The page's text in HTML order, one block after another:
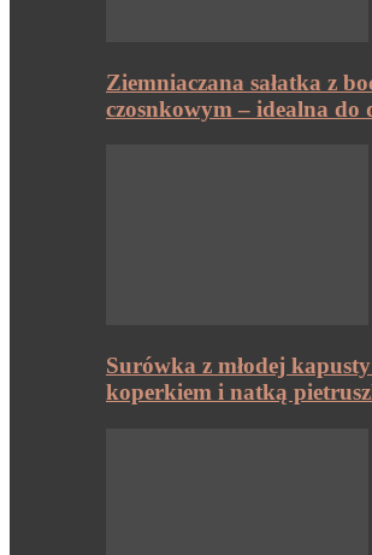
Ziemniaczana sałatka z
czosnkowym – idealna
Surówka z młodej
koperkiem i natką